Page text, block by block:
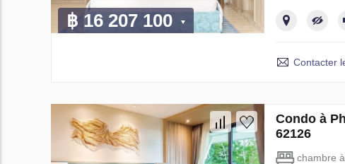
฿ 16 207 100
Contacter
Condo à
62126
chambre